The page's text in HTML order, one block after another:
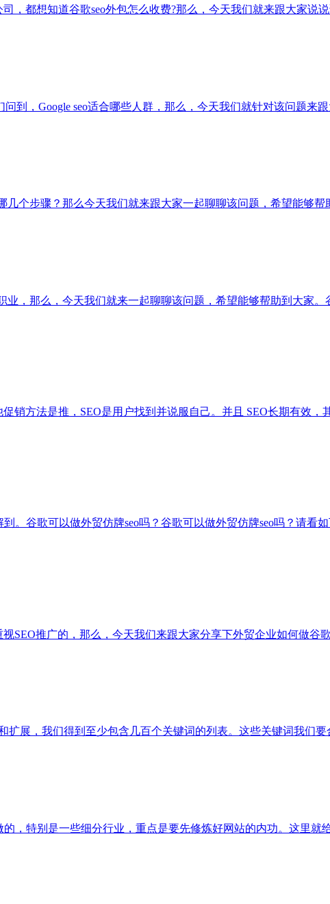
，都想知道谷歌seo外包怎么收费?那么，今天我们就来跟大家说
到，Google seo适合哪些人群，那么，今天我们就针对该问题来跟
个步骤？那么今天我们就来跟大家一起聊聊该问题，希望能够帮
业，那么，今天我们就来一起聊聊该问题，希望能够帮助到大家
销方法是推，SEO是用户找到并说服自己。并且 SEO长期有效
。谷歌可以做外贸仿牌seo吗？谷歌可以做外贸仿牌seo吗？请看
SEO推广的，那么，今天我们来跟大家分享下外贸企业如何做谷
扩展，我们得到至少包含几百个关键词的列表。这些关键词我们要
，特别是一些细分行业，重点是要先修炼好网站的内功。这里就